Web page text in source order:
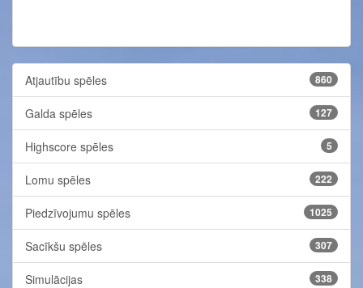
Atjautību spēles 860
Galda spēles 127
Highscore spēles 5
Lomu spēles 222
Piedzīvojumu spēles 1025
Sacīkšu spēles 307
Simulācijas 338